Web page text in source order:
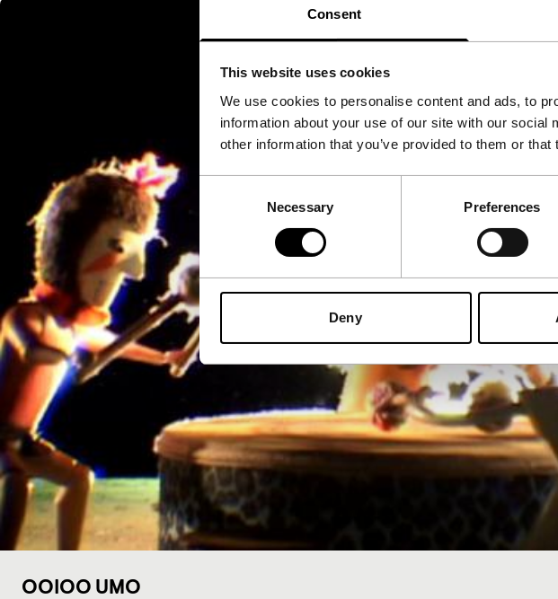
Consent
This website uses cookies
We use cookies to personalise content and ads, to
information about your use of our site with our
other information that you’ve provided to them or
Necessary Preferences
Deny
OOIOO UMO